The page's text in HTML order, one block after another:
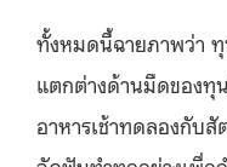
ทั้งหมดนี้ฉายภาพว่า
แตกต่างด้านมืดของทุ
อาหารเช้าทดลองกับ